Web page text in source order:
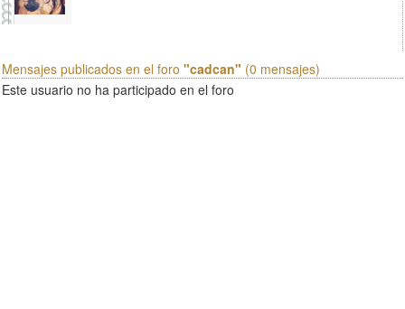
Mensajes publicados en el foro "cadcan" (0 mensajes)
Este usuario no ha participado en el foro